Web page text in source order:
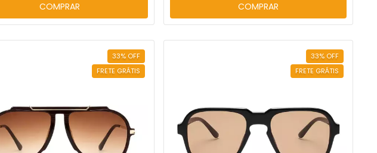
Fique de olho, novas promoções podem aparecer em
breve!
COMPRAR COMPRAR
33% OFF
FRETE GRÁTIS
33% OFF
FRETE GRÁTIS